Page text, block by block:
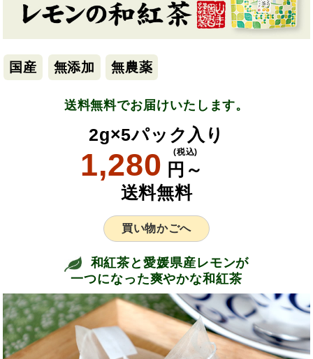
国産 無添加 無農薬
送料無料でお届けいたします。
2g×5パック入り
1,280 円～
(税込)
送料無料
買い物かごへ
和紅茶と愛媛県産レモンが
一つになった爽やかな和紅茶